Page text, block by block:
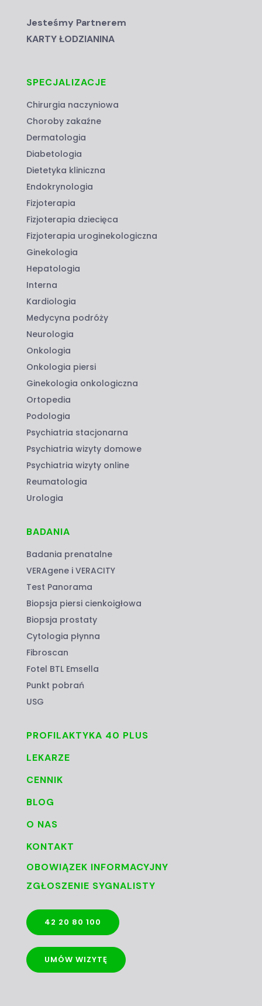
Jesteśmy Partnerem
KARTY ŁODZIANINA
SPECJALIZACJE
Chirurgia naczyniowa
Choroby zakaźne
Dermatologia
Diabetologia
Dietetyka kliniczna
Endokrynologia
Fizjoterapia
Fizjoterapia dziecięca
Fizjoterapia uroginekologiczna
Ginekologia
Hepatologia
Interna
Kardiologia
Medycyna podróży
Neurologia
Onkologia
Onkologia piersi
Ginekologia onkologiczna
Ortopedia
Podologia
Psychiatria stacjonarna
Psychiatria wizyty domowe
Psychiatria wizyty online
Reumatologia
Urologia
BADANIA
Badania prenatalne
VERAgene i VERACITY
Test Panorama
Biopsja piersi cienkoigłowa
Biopsja prostaty
Cytologia płynna
Fibroscan
Fotel BTL Emsella
Punkt pobrań
USG
PROFILAKTYKA 40 PLUS
LEKARZE
CENNIK
BLOG
O NAS
KONTAKT
OBOWIĄZEK INFORMACYJNY
ZGŁOSZENIE SYGNALISTY
42 20 80 100
UMÓW WIZYTĘ